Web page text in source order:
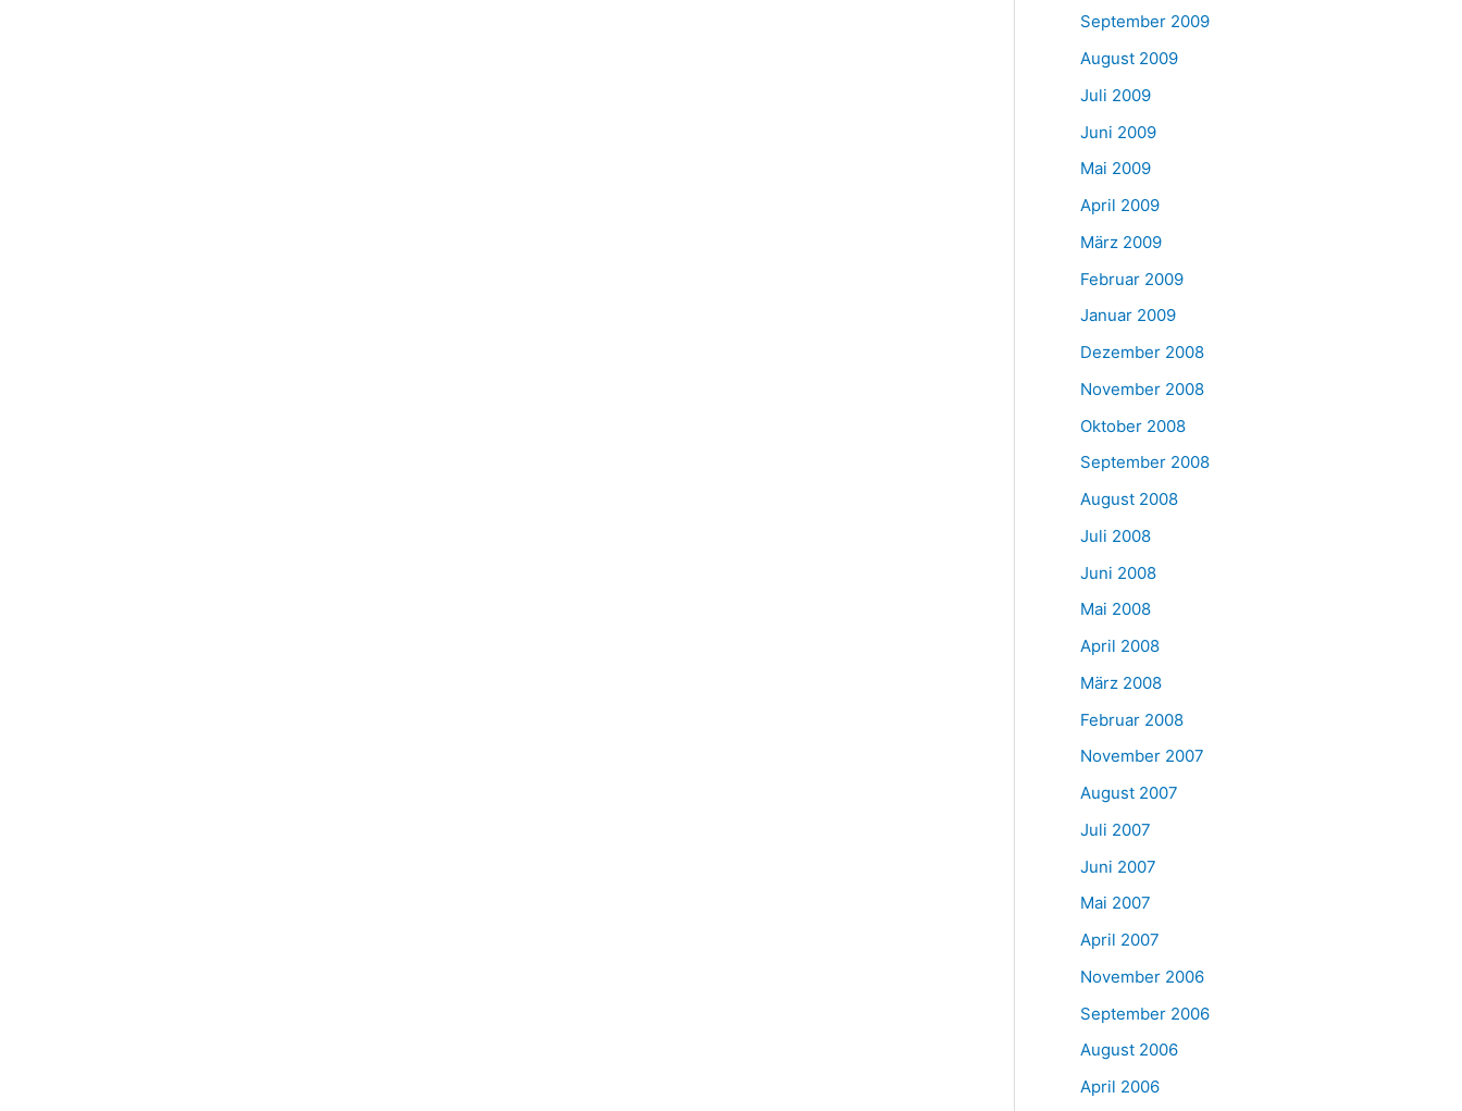
September 2009
August 2009
Juli 2009
Juni 2009
Mai 2009
April 2009
März 2009
Februar 2009
Januar 2009
Dezember 2008
November 2008
Oktober 2008
September 2008
August 2008
Juli 2008
Juni 2008
Mai 2008
April 2008
März 2008
Februar 2008
November 2007
August 2007
Juli 2007
Juni 2007
Mai 2007
April 2007
November 2006
September 2006
August 2006
April 2006